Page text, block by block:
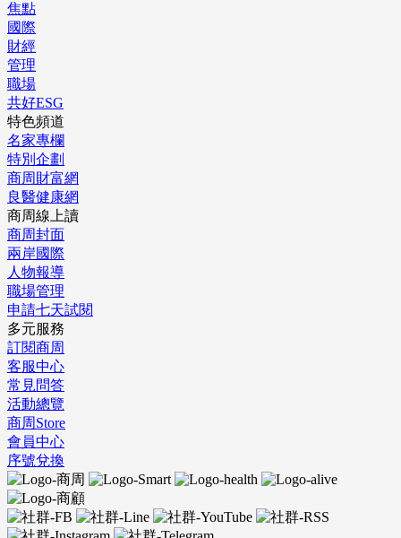
焦點
國際
財經
管理
職場
共好ESG
特色頻道
名家專欄
特別企劃
商周財富網
良醫健康網
商周線上讀
商周封面
兩岸國際
人物報導
職場管理
申請七天試閱
多元服務
訂閱商周
客服中心
常見問答
活動總覽
商周Store
會員中心
序號兌換